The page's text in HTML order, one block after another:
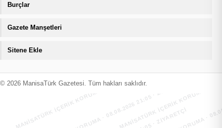
Burçlar
Gazete Manşetleri
Sitene Ekle
© 2026 ManisaTürk Gazetesi. Tüm hakları saklıdır.
MANİSATÜRK İÇERİK KORUMA · 08.08.2026 21:05 · ZIYARETÇI
MANİSATÜRK İÇERİK KORUMA